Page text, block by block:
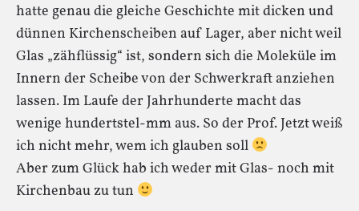
hatte genau die gleiche Geschichte mit dicken und
dünnen Kirchenscheiben auf Lager, aber nicht weil
Glas „zähflüssig“ ist, sondern sich die Moleküle im
Innern der Scheibe von der Schwerkraft anziehen
lassen. Im Laufe der Jahrhunderte macht das
wenige hundertstel-mm aus. So der Prof. Jetzt weiß
ich nicht mehr, wem ich glauben soll
Aber zum Glück hab ich weder mit Glas- noch mit
Kirchenbau zu tun